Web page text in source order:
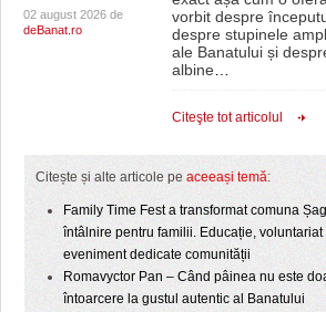
02 august 2026 de
deBanat.ro
vorbit despre
despre stupinele
ale Banatului și
albine…
Citeşte tot articolul
Citește și alte articole pe aceeași temă:
Family Time Fest a transformat comuna
întâlnire pentru familii. Educație,
eveniment dedicate comunității
Romavyctor Pan – Când pâinea nu este
întoarcere la gustul autentic al Banatului